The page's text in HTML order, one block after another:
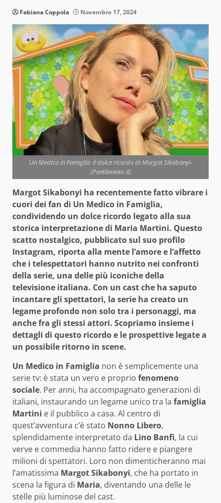
Fabiana Coppola Novembre 17, 2024
Un Medico in Famiglia: il dolce ricordo di Margot Sikabonyi-
(Pontilenews.it)
Margot Sikabonyi ha recentemente fatto vibrare i
cuori dei fan di Un Medico in Famiglia,
condividendo un dolce ricordo legato alla sua
storica interpretazione di Maria Martini. Questo
scatto nostalgico, pubblicato sul suo profilo
Instagram, riporta alla mente l’amore e l’affetto
che i telespettatori hanno nutrito nei confronti
della serie, una delle più iconiche della
televisione italiana. Con un cast che ha saputo
incantare gli spettatori, la serie ha creato un
legame profondo non solo tra i personaggi, ma
anche fra gli stessi attori. Scopriamo insieme i
dettagli di questo ricordo e le prospettive legate a
un possibile ritorno in scene.
Un Medico in Famiglia non è semplicemente una
serie tv: è stata un vero e proprio fenomeno
sociale. Per anni, ha accompagnato generazioni di
italiani, instaurando un legame unico tra la famiglia
Martini e il pubblico a casa. Al centro di
quest’avventura c’è stato Nonno Libero,
splendidamente interpretato da Lino Banfi, la cui
verve e commedia hanno fatto ridere e piangere
milioni di spettatori. Loro non dimenticheranno mai
l’amatissima Margot Sikabonyi, che ha portato in
scena la figura di Maria, diventando una delle le
stelle più luminose del cast.